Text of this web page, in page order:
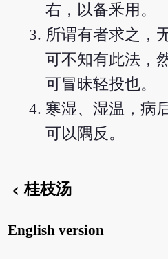
右，以备釆用。
所谓有者求之，
可不知有此法，
可冒昧轻投也。
寒湿、湿温，病
可以隅反。
chevron_left桂枝汤
English version